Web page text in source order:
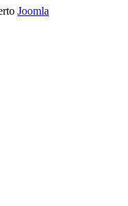
Joomla